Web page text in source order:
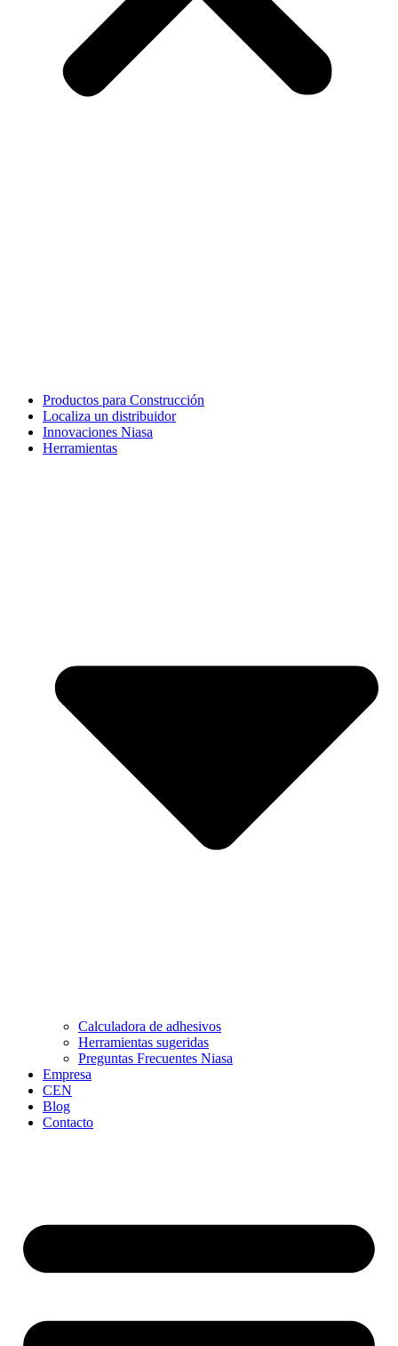
Productos para Construcción
Localiza un distribuidor
Innovaciones Niasa
Herramientas
Calculadora de adhesivos
Herramientas sugeridas
Preguntas Frecuentes Niasa
Empresa
CEN
Blog
Contacto